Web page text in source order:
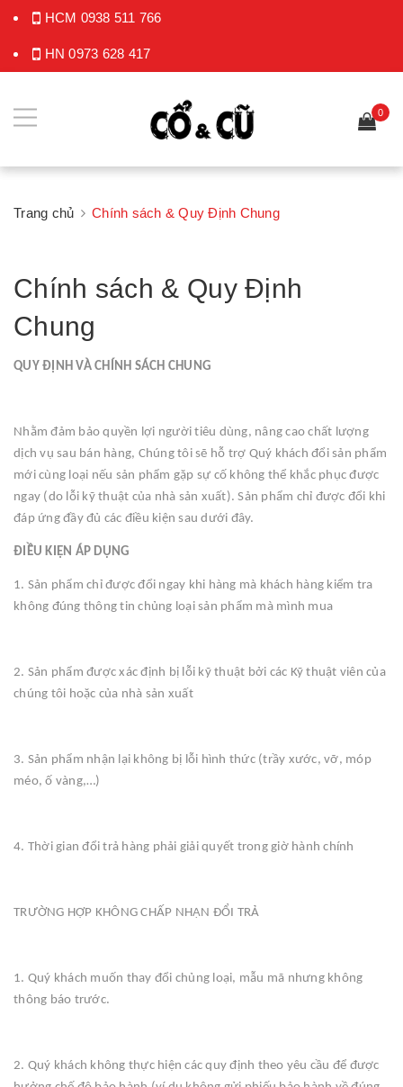
HCM 0938 511 766
HN0973 628 417
0
Trang chủ Chính sách & Quy Định Chung
Chính sách & Quy Định
Chung
QUY ĐỊNH VÀ CHÍNH SÁCH CHUNG
Nhằm đảm bảo quyền lợi người tiêu dùng, nâng cao chất lượng
dịch vụ sau bán hàng, Chúng tôi sẽ hỗ trợ Quý khách đổi sản phẩm
mới cùng loại nếu sản phẩm gặp sự cố không thể khắc phục được
ngay (do lỗi kỹ thuật của nhà sản xuất). Sản phẩm chỉ được đổi khi
đáp ứng đầy đủ các điều kiện sau dưới đây.
ĐIỀU KIỆN ÁP DỤNG
1. Sản phẩm chỉ được đổi ngay khi hàng mà khách hàng kiểm tra
không đúng thông tin chủng loại sản phẩm mà mình mua
2. Sản phẩm được xác định bị lỗi kỹ thuật bởi các Kỹ thuật viên của
chúng tôi hoặc của nhà sản xuất
3. Sản phẩm nhận lại không bị lỗi hình thức (trầy xước, vỡ, móp
méo, ố vàng,…)
4. Thời gian đổi trả hàng phải giải quyết trong giờ hành chính
TRƯỜNG HỢP KHÔNG CHẤP NHẬN ĐỔI TRẢ
1. Quý khách muốn thay đổi chủng loại, mẫu mã nhưng không
thông báo trước.
2. Quý khách không thực hiện các quy định theo yêu cầu để được